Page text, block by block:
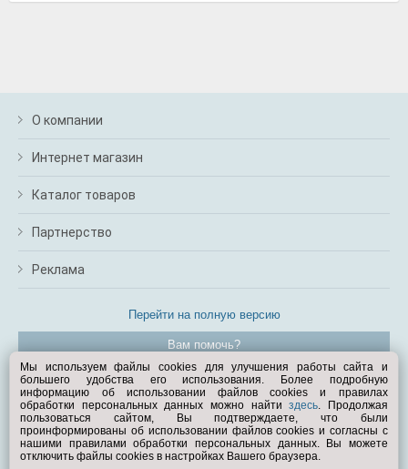
О компании
Интернет магазин
Каталог товаров
Партнерство
Реклама
Перейти на полную версию
Вам помочь?
© Exist.ru 1998—2026
Мы используем файлы cookies для улучшения работы сайта и
большего удобства его использования. Более подробную
информацию об использовании файлов cookies и правилах
обработки персональных данных можно найтиздесь. Продолжая
пользоваться сайтом, Вы подтверждаете, что были
проинформированы об использовании файлов cookies и согласны с
нашими правилами обработки персональных данных. Вы можете
отключить файлы cookies в настройках Вашего браузера.